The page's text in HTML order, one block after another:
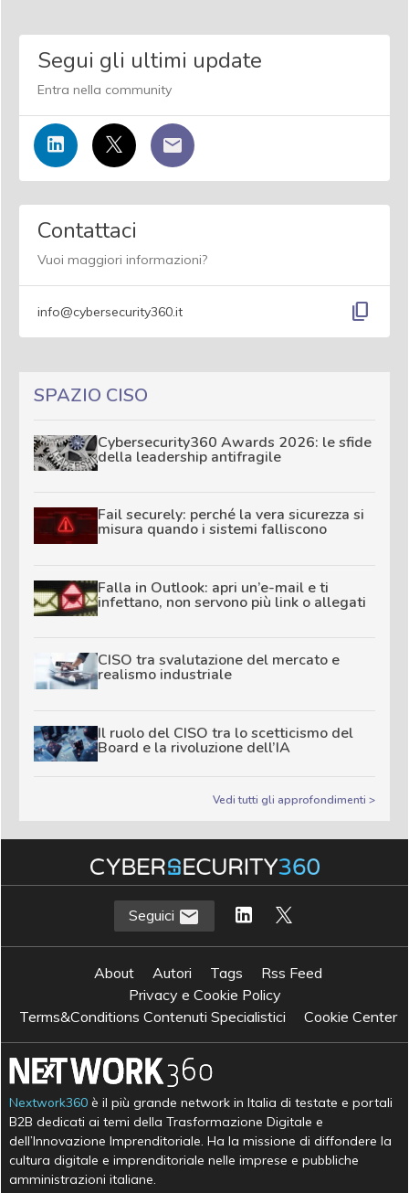
Segui gli ultimi update
Entra nella community
Contattaci
Vuoi maggiori informazioni?
info@cybersecurity360.it content_copy
SPAZIO CISO
Cybersecurity360 Awards 2026: le sfide
della leadership antifragile
Fail securely: perché la vera sicurezza si
misura quando i sistemi falliscono
Falla in Outlook: apri un’e-mail e ti
infettano, non servono più link o allegati
CISO tra svalutazione del mercato e
realismo industriale
Il ruolo del CISO tra lo scetticismo del
Board e la rivoluzione dell’IA
Vedi tutti gli approfondimenti >
Seguici
About Autori Tags
Rss Feed
Privacy e Cookie Policy
Terms&Conditions Contenuti Specialistici
Cookie Center
Nextwork360 è il più grande network in Italia di testate e portali
B2B dedicati ai temi della Trasformazione Digitale e
dell’Innovazione Imprenditoriale. Ha la missione di diffondere la
cultura digitale e imprenditoriale nelle imprese e pubbliche
amministrazioni italiane.